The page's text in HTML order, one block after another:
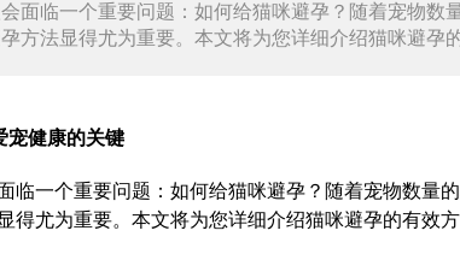
面临一个重要问题：如何给猫咪避孕？随着宠物数
方法显得尤为重要。本文将为您详细介绍猫咪避孕
宠健康的关键
临一个重要问题：如何给猫咪避孕？随着宠物数量
得尤为重要。本文将为您详细介绍猫咪避孕的有效